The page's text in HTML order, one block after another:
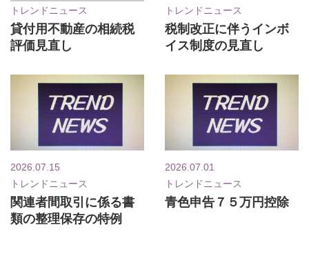
トレンドニュース
貸付用不動産の相続税
評価見直し
トレンドニュース
税制改正に伴うインボ
イス制度の見直し
2026.07.15
トレンドニュース
関連者間取引に係る書
類の整理保存の特例
2026.07.01
トレンドニュース
青色申告７５万円控除